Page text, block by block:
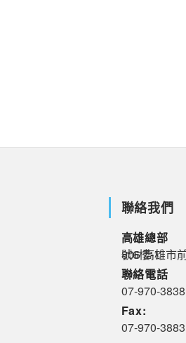
聯絡我們
高雄總部
806 高雄市前鎮區新衙路288-5號6樓-1
聯絡電話
07-970-3838
Fax:
07-970-3883